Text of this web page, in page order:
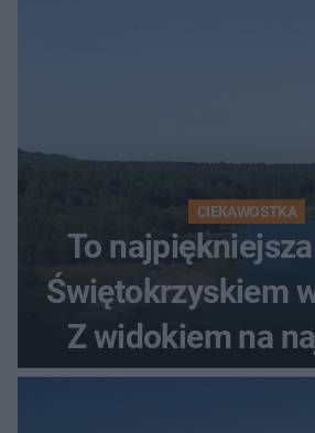
CIEKAWOSTKA
To
Świętokrzyskiem
Z widokiem na
szczyt Gór